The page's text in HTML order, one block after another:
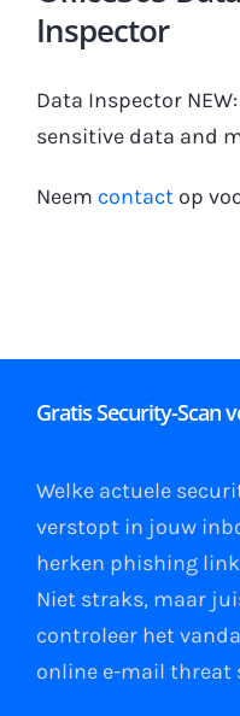
Gratis Proefperiode
Inspector
Data Inspector
sensitive data and
Neem contact op
Gratis Security-Scan
Welke actuele
verstopt in jouw
herken phishing
Niet straks, maar
controleer het
online e-mail threat